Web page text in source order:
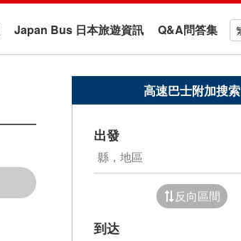
Japan Bus 日本旅遊資訊 Q&A問答集
高速巴士附加搜索
出發
反向區間
到达